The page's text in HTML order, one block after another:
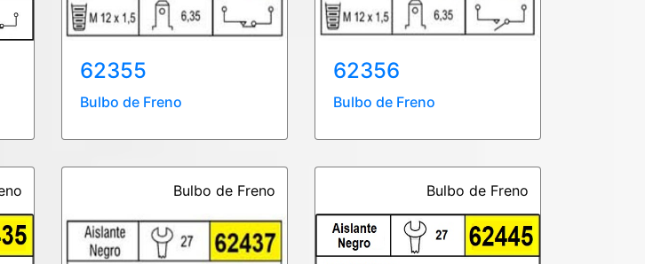
62355
Bulbo de Freno
62356
Bulbo de Freno
Bulbo de Freno Bulbo de Freno